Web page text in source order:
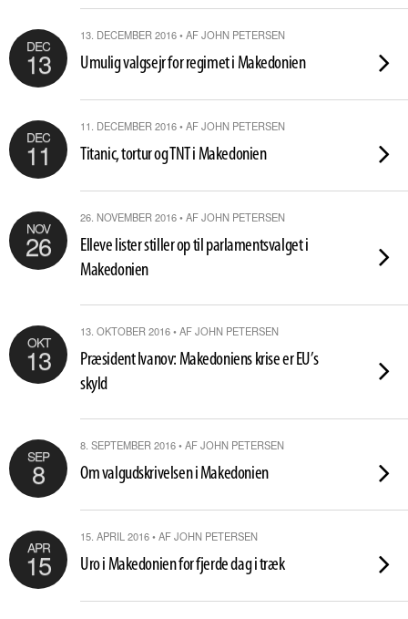
DEC
13
13. DECEMBER 2016 • AF JOHN PETERSEN
Umulig valgsejr for regimet i Makedonien
DEC
11
11. DECEMBER 2016 • AF JOHN PETERSEN
Titanic, tortur og TNT i Makedonien
NOV
26
26. NOVEMBER 2016 • AF JOHN PETERSEN
Elleve lister stiller op til parlamentsvalget i
Makedonien
OKT
13
13. OKTOBER 2016 • AF JOHN PETERSEN
Præsident Ivanov: Makedoniens krise er EU’s
skyld
SEP
8
8. SEPTEMBER 2016 • AF JOHN PETERSEN
Om valgudskrivelsen i Makedonien
APR
15
15. APRIL 2016 • AF JOHN PETERSEN
Uro i Makedonien for fjerde dag i træk